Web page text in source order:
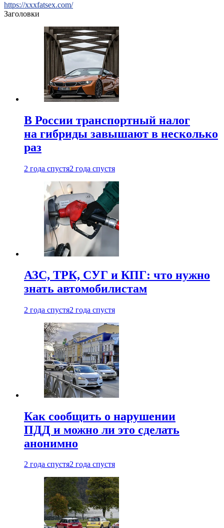
https://xxxfatsex.com/
Заголовки
В России транспортный налог
на гибриды завышают в несколько
раз
2 года спустя2 года спустя
АЗС, ТРК, СУГ и КПГ: что нужно
знать автомобилистам
2 года спустя2 года спустя
Как сообщить о нарушении
ПДД и можно ли это сделать
анонимно
2 года спустя2 года спустя